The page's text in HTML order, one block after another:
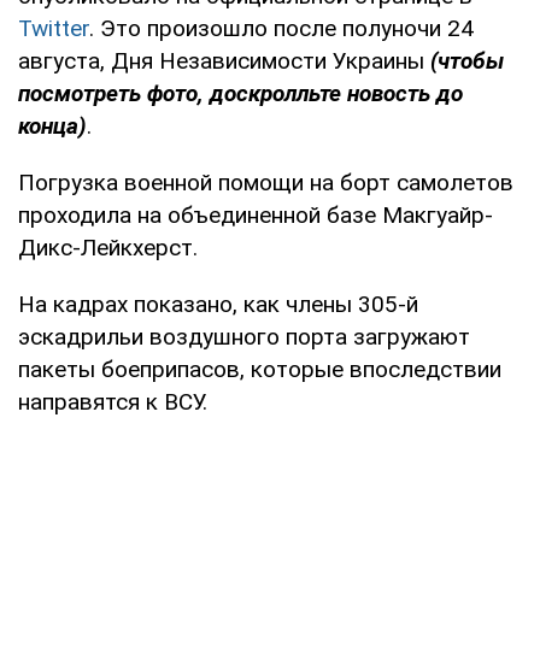
Twitter. Это произошло после полуночи 24
августа, Дня Независимости Украины (чтобы
посмотреть фото, доскролльте новость до
конца).
Погрузка военной помощи на борт самолетов
проходила на объединенной базе Макгуайр-
Дикс-Лейкхерст.
На кадрах показано, как члены 305-й
эскадрильи воздушного порта загружают
пакеты боеприпасов, которые впоследствии
направятся к ВСУ.